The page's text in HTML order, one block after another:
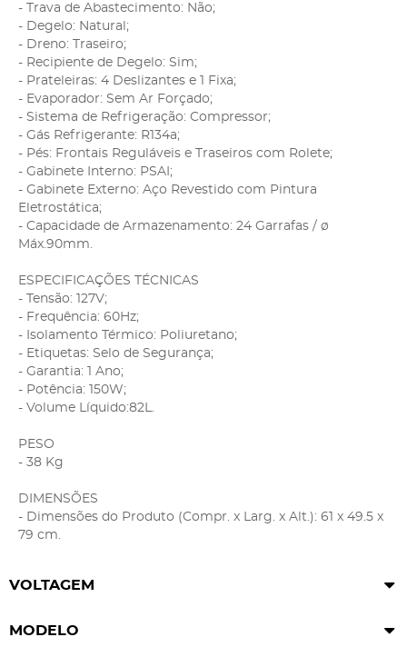
- Trava de Abastecimento: Não;
- Degelo: Natural;
- Dreno: Traseiro;
- Recipiente de Degelo: Sim;
- Prateleiras: 4 Deslizantes e 1 Fixa;
- Evaporador: Sem Ar Forçado;
- Sistema de Refrigeração: Compressor;
- Gás Refrigerante: R134a;
- Pés: Frontais Reguláveis e Traseiros com Rolete;
- Gabinete Interno: PSAI;
- Gabinete Externo: Aço Revestido com Pintura
Eletrostática;
- Capacidade de Armazenamento: 24 Garrafas / ø
Máx.90mm.
ESPECIFICAÇÕES TÉCNICAS
- Tensão: 127V;
- Frequência: 60Hz;
- Isolamento Térmico: Poliuretano;
- Etiquetas: Selo de Segurança;
- Garantia: 1 Ano;
- Potência: 150W;
- Volume Líquido:82L.
PESO
- 38 Kg
DIMENSÕES
- Dimensões do Produto (Compr. x Larg. x Alt.): 61 x 49.5 x
79 cm.
VOLTAGEM
MODELO